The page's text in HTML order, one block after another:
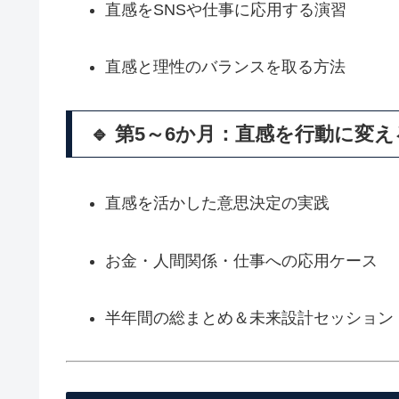
直感をSNSや仕事に応用する演習
直感と理性のバランスを取る方法
🔹 第5～6か月：直感を行動に変
直感を活かした意思決定の実践
お金・人間関係・仕事への応用ケース
半年間の総まとめ＆未来設計セッション